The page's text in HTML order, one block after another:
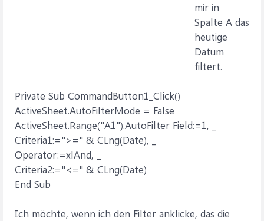
mir in
Spalte A das
heutige
Datum
filtert.
Private Sub CommandButton1_Click()
ActiveSheet.AutoFilterMode = False
ActiveSheet.Range("A1").AutoFilter Field:=1, _
Criteria1:=">=" & CLng(Date), _
Operator:=xlAnd, _
Criteria2:="<=" & CLng(Date)
End Sub
Ich möchte, wenn ich den Filter anklicke, das die